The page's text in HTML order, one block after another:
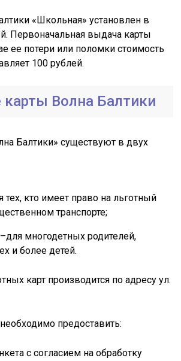
«Школьная» установлен в
Первоначальная выдача карты
ее потери или поломки стоимость
100 рублей.
Волна Балтики
Балтики» существуют в двух
тех, кто имеет право на льготный
транспорте;
многодетных родителей,
и более детей.
карт производится по адресу ул.
предоставить:
с согласием на обработку